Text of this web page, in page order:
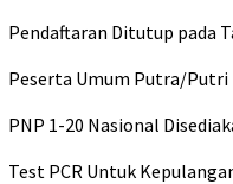
Pendaftaran Ditutup pada
Peserta Umum Putra/Putri
PNP 1-20 Nasional
Test PCR Untuk